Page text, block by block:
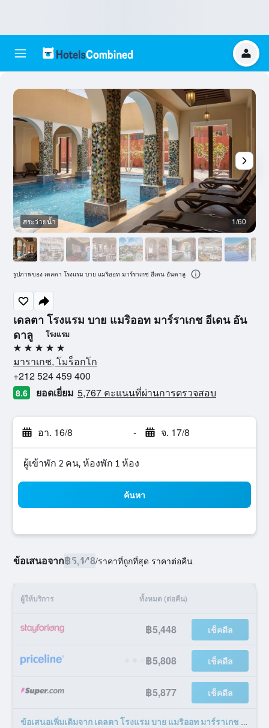
เดลตา โรงแรม บาย แมริออท มาร์ราเกช อีเดน อัน
ดาลู
โรงแรม
5 ดาว
มาราเกช, โมร็อกโก
+212 524 459 400
8.6 ยอดเยี่ยม 5,767 คะแนนที่ผ่านการตรวจสอบ
อา. 16/8 - จ. 17/8
ผู้เข้าพัก 2 คน, ห้องพัก 1 ห้อง
ค้นหา
ข้อเสนอจาก฿5,448/ราคาที่ถูกที่สุด ราคาต่อคืน
ผู้ให้บริการ ทั้งหมด (ต่อคืน)
฿5,448 เช็คดีล
฿5,808 เช็คดีล
฿5,877 เช็คดีล
ข้อเสนอเพิ่มเติมจาก เดลตา โรงแรม บาย แมริออท มาร์ราเกช อีเดน อันดาลู 61 รายการ
สระว่ายน้ำ 1/60
รูปภาพของ เดลตา โรงแรม บาย แมริออท มาร์ราเกช อีเดน อันดาลู